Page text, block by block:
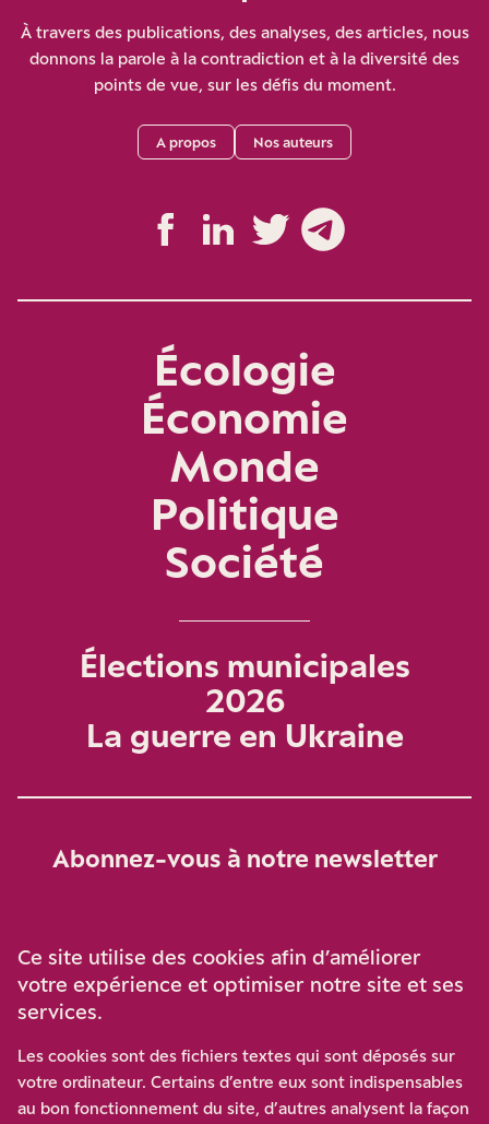
À travers des publications, des analyses, des articles, nous
donnons la parole à la contradiction et à la diversité des
points de vue, sur les défis du moment.
A propos Nos auteurs
Écologie
Économie
Monde
Politique
Société
Élections municipales
2026
La guerre en Ukraine
Abonnez-vous à notre newsletter
Participez à notre effort pour conforter la démocratie en
luttant contre l’ascension aux extrêmes, et la
Ce site utilise des cookies afin d’améliorer
votre expérience et optimiser notre site et ses
services.
Les cookies sont des fichiers textes qui sont déposés sur
votre ordinateur. Certains d’entre eux sont indispensables
au bon fonctionnement du site, d’autres analysent la façon